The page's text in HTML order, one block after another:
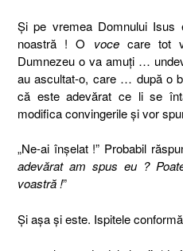
Şi pe vremea Domnului
noastră ! O vocecare tot
Dumnezeu o va amuţi …
au ascultat-o, care … după o
că este adevărat ce li se
modifica convingerile şi vor
„Ne-ai înşelat !” Probabil
adevărat am spus eu ?
voastră !”
Şi aşa şi este. Ispitele